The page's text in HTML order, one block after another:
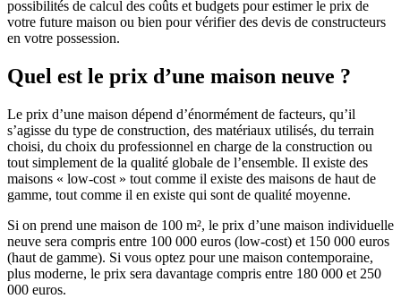
possibilités de calcul des coûts et budgets pour estimer le prix de
votre future maison ou bien pour vérifier des devis de constructeurs
en votre possession.
Quel est le prix d’une maison neuve ?
Le prix d’une maison dépend d’énormément de facteurs, qu’il
s’agisse du type de construction, des matériaux utilisés, du terrain
choisi, du choix du professionnel en charge de la construction ou
tout simplement de la qualité globale de l’ensemble. Il existe des
maisons « low-cost » tout comme il existe des maisons de haut de
gamme, tout comme il en existe qui sont de qualité moyenne.
Si on prend une maison de 100 m², le prix d’une maison individuelle
neuve sera compris entre 100 000 euros (low-cost) et 150 000 euros
(haut de gamme). Si vous optez pour une maison contemporaine,
plus moderne, le prix sera davantage compris entre 180 000 et 250
000 euros.